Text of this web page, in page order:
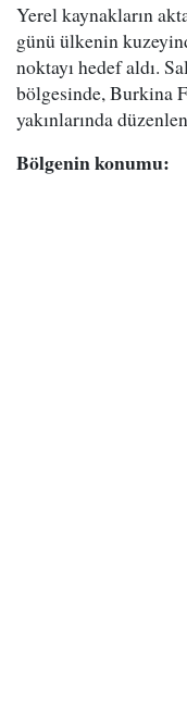
Yerel kaynakların
günü ülkenin
noktayı hedef aldı.
bölgesinde, Burkina
yakınlarında
Bölgenin konumu: